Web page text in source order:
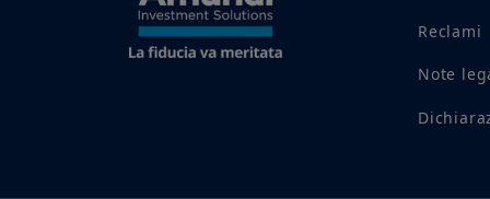
Reclami
Note